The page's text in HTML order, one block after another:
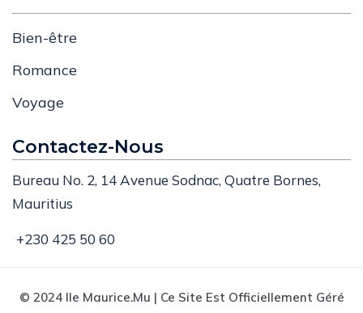
Bien-être
Romance
Voyage
Contactez-Nous
Bureau No. 2, 14 Avenue Sodnac, Quatre Bornes,
Mauritius
+230 425 50 60
© 2024 Ile Maurice.mu | Ce Site Est Officiellement Géré